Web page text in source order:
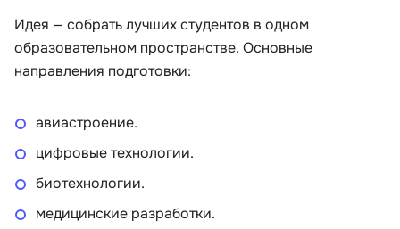
Идея — собрать лучших студентов в одном
образовательном пространстве. Основные
направления подготовки:
авиастроение.
цифровые технологии.
биотехнологии.
медицинские разработки.